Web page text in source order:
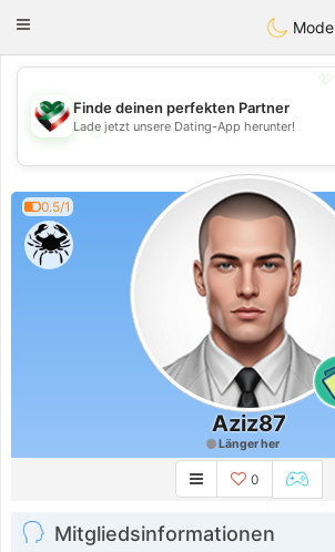
KuwaitChat
Toggle
Mode
💖
💕
Finde deinen perfekten Partner
Lade jetzt unsere Dating-App herunter!
0.5/1
Aziz87
Länger her
0
Mitgliedsinformationen